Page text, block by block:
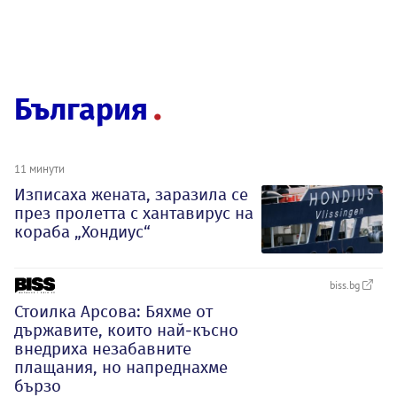
България
11 минути
Изписаха жената, заразила се
през пролетта с хантавирус на
кораба „Хондиус“
biss.bg
Стоилка Арсова: Бяхме от
държавите, които най-късно
внедриха незабавните
плащания, но напреднахме
бързо